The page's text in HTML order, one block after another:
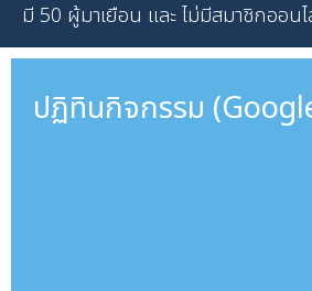
มี 50 ผู้มาเยือน และ ไม่มีสมาชิกออน
ปฏิทินกิจกรรม